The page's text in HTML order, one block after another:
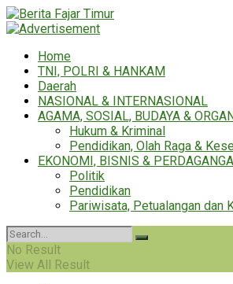
Home
TNI, POLRI & HANKAM
Daerah
NASIONAL & INTERNASIONAL
AGAMA, SOSIAL, BUDAYA &
Hukum & Kriminal
Pendidikan, Olah Raga &
EKONOMI, BISNIS &
Politik
Pendidikan
Pariwisata, Petualangan dan
No Result
View All Result